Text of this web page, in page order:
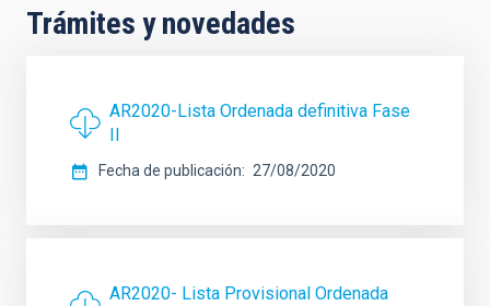
Trámites y novedades
AR2020-Lista Ordenada definitiva Fase
II
Fecha de publicación 27/08/2020
AR2020- Lista Provisional Ordenada